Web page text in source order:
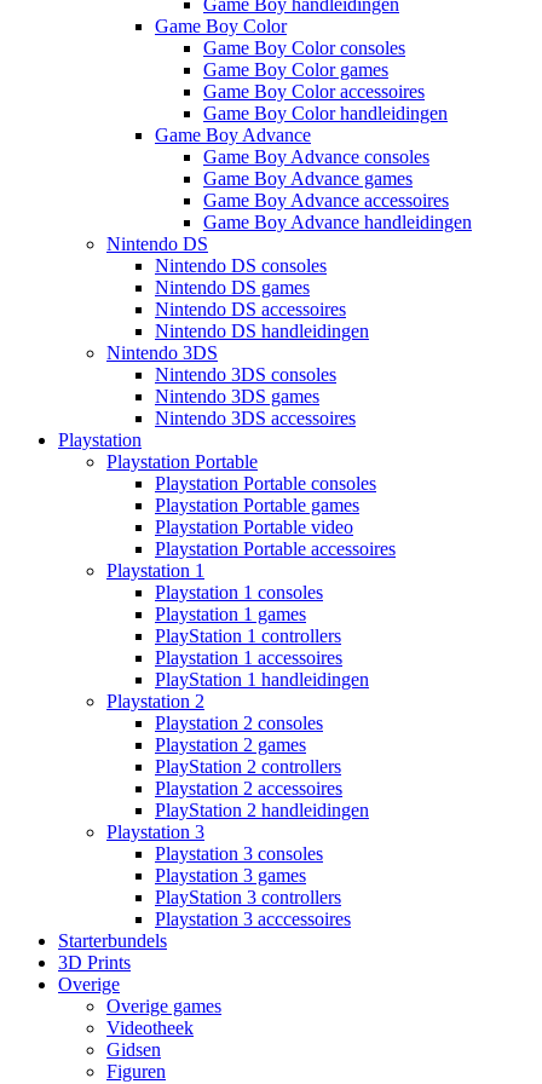
Game Boy handleidingen
Game Boy Color
Game Boy Color consoles
Game Boy Color games
Game Boy Color accessoires
Game Boy Color handleidingen
Game Boy Advance
Game Boy Advance consoles
Game Boy Advance games
Game Boy Advance accessoires
Game Boy Advance handleidingen
Nintendo DS
Nintendo DS consoles
Nintendo DS games
Nintendo DS accessoires
Nintendo DS handleidingen
Nintendo 3DS
Nintendo 3DS consoles
Nintendo 3DS games
Nintendo 3DS accessoires
Playstation
Playstation Portable
Playstation Portable consoles
Playstation Portable games
Playstation Portable video
Playstation Portable accessoires
Playstation 1
Playstation 1 consoles
Playstation 1 games
PlayStation 1 controllers
Playstation 1 accessoires
PlayStation 1 handleidingen
Playstation 2
Playstation 2 consoles
Playstation 2 games
PlayStation 2 controllers
Playstation 2 accessoires
PlayStation 2 handleidingen
Playstation 3
Playstation 3 consoles
Playstation 3 games
PlayStation 3 controllers
Playstation 3 acccessoires
Starterbundels
3D Prints
Overige
Overige games
Videotheek
Gidsen
Figuren